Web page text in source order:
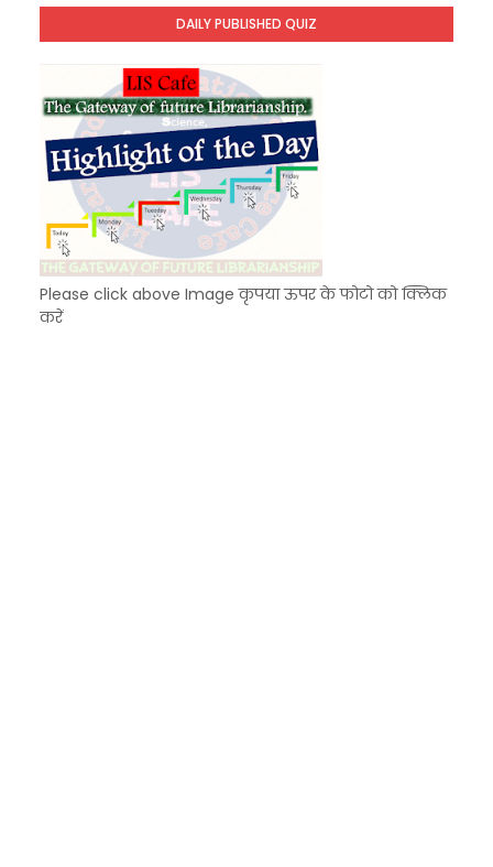
KVS Exam-Current Affairs Quiz (SET-7) in Hindi
DAILY PUBLISHED QUIZ
Please click above Image कृपया ऊपर के फोटो को क्लिक
करें